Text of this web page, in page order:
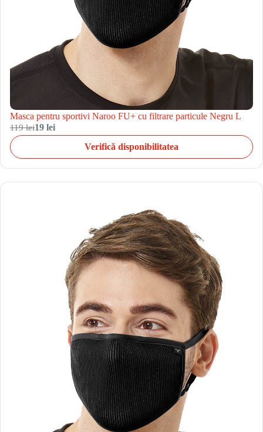
Masca pentru sportivi Naroo FU+ cu filtrare particule Negru L
119 lei19 lei
Verifică disponibilitatea